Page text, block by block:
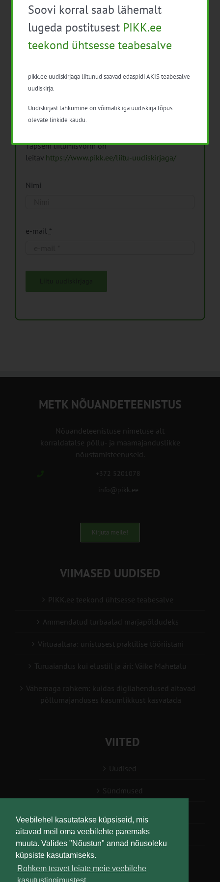
Veebilehel kasutatakse küpsiseid, mis
aitavad meil oma veebilehte paremaks
muuta. Valides "Nõustun" annad nõusoleku
küpsiste kasutamiseks.
Rohkem teavet leiate meie veebilehe
Pikk.ee uudiskirjaga liitumine.
Isikuandmeid töötleme vastavalt
Isikuandmete
Täpsem liitumisvorm on
leitav https://www.pikk.ee/liitu-uudiskirjaga/
Nimi
e-mail *
METK NÕUANDETEENISTUS
Nõuandeteenistuse nimetuse alt
korraldatalse põllu- ja maamajanduslikke
nõustamisteenuseid.
+372 5201078
info@pikk.ee
Kirjuta meile!
VIIMASED UUDISED
PIKK.ee teekond ühtsesse teabesalve
Ammendatud turbaalad marjapõldudeks
Virtuaaltara: unistusest praktilise tööriistani
Turuaiandus kui elustiil ja äri: Väike Mahetalu
Vähemaga rohkem: kuidas digilahendused aitavad
põllumajanduses kasumlikkust kasvatada
VIITED
Uudised
Sündmused
Teabesalv
Liitu uudiskirjaga
Soovi korral saab lähemalt
lugeda postitusest PIKK.ee
teekond ühtsesse teabesalve
pikk.ee uudiskirjaga liitunud saavad edaspidi AKIS teabesalve
uudiskirja.
Uudiskirjast lahkumine on võimalik iga uudiskirja lõpus
olevate linkide kaudu.